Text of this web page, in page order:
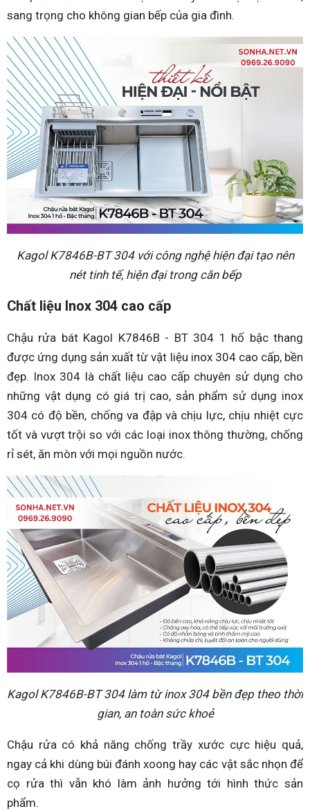
sang trọng cho không gian bếp của gia đình.
Kagol K7846B-BT 304 với công nghệ hiện đại tạo nên
nét tinh tế, hiện đại trong căn bếp
Chất liệu Inox 304 cao cấp
Chậu rửa bát Kagol K7846B - BT 304 1 hố bậc thang
được ứng dụng sản xuất từ vật liệu inox 304 cao cấp, bền
đẹp. Inox 304 là chất liệu cao cấp chuyên sử dụng cho
những vật dụng có giá trị cao, sản phẩm sử dụng inox
304 có độ bền, chống va đập và chịu lực, chịu nhiệt cực
tốt và vượt trội so với các loại inox thông thường, chống
rỉ sét, ăn mòn với mọi nguồn nước.
Kagol K7846B-BT 304 làm từ inox 304 bền đẹp theo thời
gian, an toàn sức khoẻ
Chậu rửa có khả năng chống trầy xước cực hiệu quả,
ngay cả khi dùng búi đánh xoong hay các vật sắc nhọn để
cọ rửa thì vẫn khó làm ảnh hưởng tới hình thức sản
phẩm.